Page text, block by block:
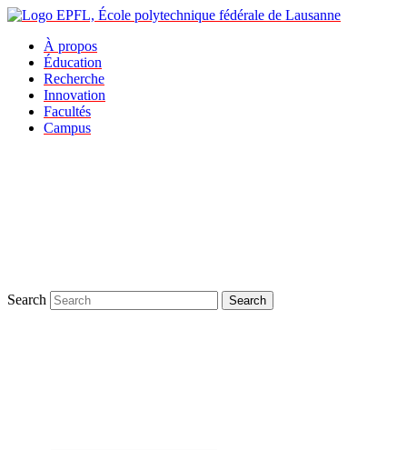
À propos
Éducation
Recherche
Innovation
Facultés
Campus
Search Search